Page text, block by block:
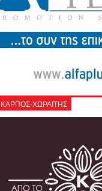
ΚΑΡΠΟΣ-ΧΩΡΑΪΤΗΣ